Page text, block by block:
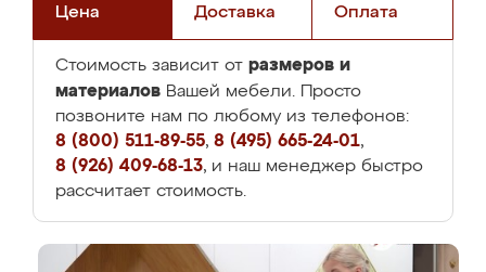
Цена Доставка Оплата
Стоимость зависит от размеров и
материалов Вашей мебели. Просто
позвоните нам по любому из телефонов:
8 (800) 511-89-55, 8 (495) 665-24-01,
8 (926) 409-68-13, и наш менеджер быстро
рассчитает стоимость.